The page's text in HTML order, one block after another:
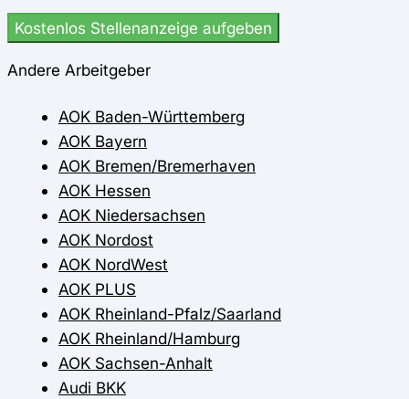
Kostenlos Stellenanzeige aufgeben
Andere Arbeitgeber
AOK Baden-Württemberg
AOK Bayern
AOK Bremen/Bremerhaven
AOK Hessen
AOK Niedersachsen
AOK Nordost
AOK NordWest
AOK PLUS
AOK Rheinland-Pfalz/Saarland
AOK Rheinland/Hamburg
AOK Sachsen-Anhalt
Audi BKK